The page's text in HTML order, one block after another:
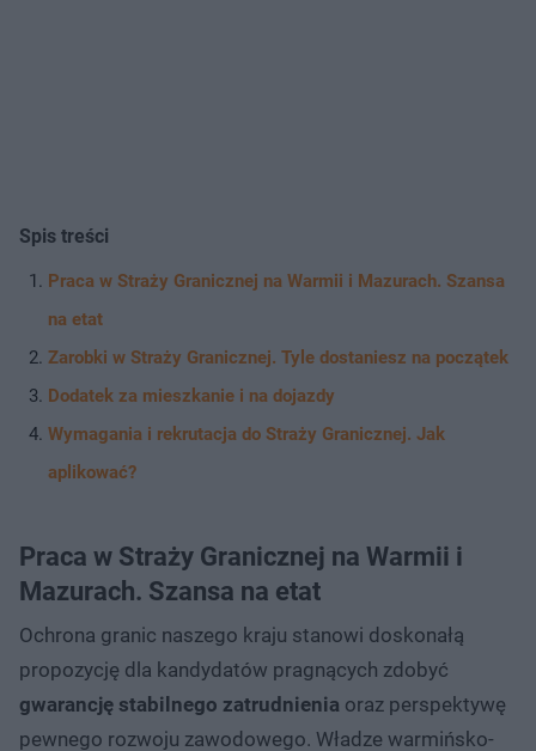
Spis treści
Praca w Straży Granicznej na Warmii i Mazurach. Szansa
na etat
Zarobki w Straży Granicznej. Tyle dostaniesz na początek
Dodatek za mieszkanie i na dojazdy
Wymagania i rekrutacja do Straży Granicznej. Jak
aplikować?
Praca w Straży Granicznej na Warmii i
Mazurach. Szansa na etat
Ochrona granic naszego kraju stanowi doskonałą
propozycję dla kandydatów pragnących zdobyć
gwarancję stabilnego zatrudnienia oraz perspektywę
pewnego rozwoju zawodowego. Władze warmińsko-